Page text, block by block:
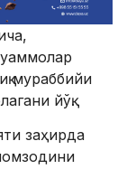
мураббийи
йўқ.
заҳирда